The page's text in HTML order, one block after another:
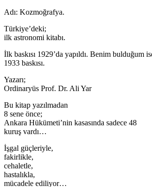
Adı: Kozmoğrafya.
Türkiye’deki;
ilk astronomi kitabı.
İlk baskısı 1929’da yapıldı. Benim bulduğum
1933 baskısı.
Yazarı;
Ordinaryüs Prof. Dr. Ali Yar
Bu kitap yazılmadan
8 sene önce;
Ankara Hükümeti’nin kasasında sadece 48
kuruş vardı…
İşgal güçleriyle,
fakirlikle,
cehaletle,
hastalıkla,
mücadele ediliyor…